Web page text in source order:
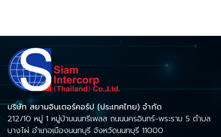
บริษัท สยามอินเตอร์คอร์ป (ประเทศไทย) จำกัด
212/10 หมู่ 1 หมู่บ้านนนทรีเพลส ถนนนครอินทร์-พระราม 5 ตำบล
บางไผ่ อำเภอเมืองนนทบุรี จังหวัดนนทบุรี 11000